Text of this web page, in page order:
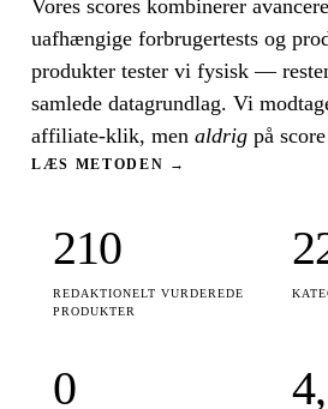
Vores scores kombinerer
uafhængige forbrugertests og
produkter tester vi fysisk —
samlede datagrundlag. Vi
affiliate-klik, men aldrig på
LÆS METODEN →
210
REDAKTIONELT VURDEREDE
PRODUKTER
0